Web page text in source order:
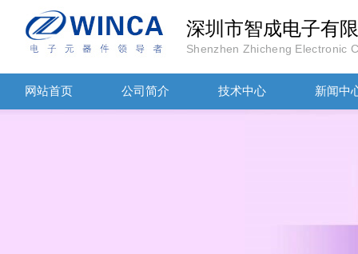
深圳市智成电子有
Shenzhen Zhicheng Electronic
网站首页 公司简介 技术中心 新闻中